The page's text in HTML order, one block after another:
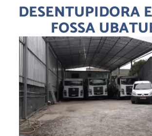
DESENTUPIDORA
FOSSA